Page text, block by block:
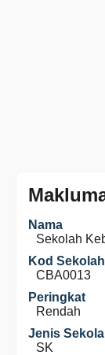
Nama
Sekolah
Kod Sekolah
CBA0013
Peringkat
Rendah
Jenis
SK